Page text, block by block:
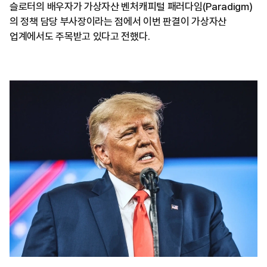
슬로터의 배우자가 가상자산 벤처캐피털 패러다임(Paradigm)
의 정책 담당 부사장이라는 점에서 이번 판결이 가상자산
업계에서도 주목받고 있다고 전했다.